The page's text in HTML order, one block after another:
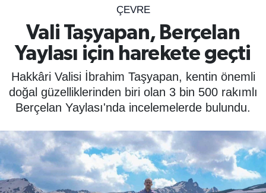
ÇEVRE
Vali Taşyapan, Berçelan
Yaylası için harekete geçti
Hakkâri Valisi İbrahim Taşyapan, kentin önemli
doğal güzelliklerinden biri olan 3 bin 500 rakımlı
Berçelan Yaylası'nda incelemelerde bulundu.
SPOR
ÇEVRE
YAŞAM
BİLİM - TEKNOLOJİ
KADIN
KÜLTÜR SANAT